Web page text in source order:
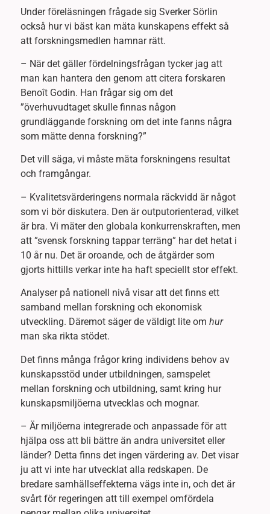
Under föreläsningen frågade sig Sverker Sörlin
också hur vi bäst kan mäta kunskapens effekt så
att forskningsmedlen hamnar rätt.
– När det gäller fördelningsfrågan tycker jag att
man kan hantera den genom att citera forskaren
Benoît Godin. Han frågar sig om det
”överhuvudtaget skulle finnas någon
grundläggande forskning om det inte fanns några
som mätte denna forskning?”
Det vill säga, vi måste mäta forskningens resultat
och framgångar.
– Kvalitetsvärderingens normala räckvidd är något
som vi bör diskutera. Den är outputorienterad, vilket
är bra. Vi mäter den globala konkurrenskraften, men
att ”svensk forskning tappar terräng” har det hetat i
10 år nu. Det är oroande, och de åtgärder som
gjorts hittills verkar inte ha haft speciellt stor effekt.
Analyser på nationell nivå visar att det finns ett
samband mellan forskning och ekonomisk
utveckling. Däremot säger de väldigt lite om hur
man ska rikta stödet.
Det finns många frågor kring individens behov av
kunskapsstöd under utbildningen, samspelet
mellan forskning och utbildning, samt kring hur
kunskapsmiljöerna utvecklas och mognar.
– Är miljöerna integrerade och anpassade för att
hjälpa oss att bli bättre än andra universitet eller
länder? Detta finns det ingen värdering av. Det visar
ju att vi inte har utvecklat alla redskapen. De
bredare samhällseffekterna vägs inte in, och det är
svårt för regeringen att till exempel omfördela